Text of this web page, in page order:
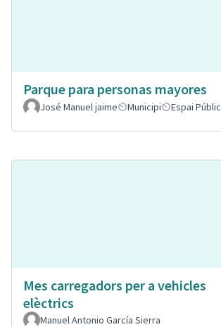
Parque para personas mayores
José Manuel jaime
Municipi Espai Públic
Mes carregadors per a vehicles
elèctrics
Manuel Antonio García Sierra